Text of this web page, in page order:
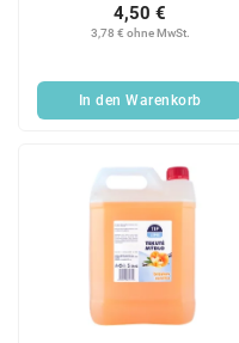
3,78 € ohne MwSt.
4,50 €
In den Warenkorb